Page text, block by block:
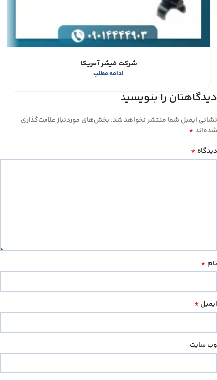
شرکت فیشر آمریکا
ادامه مطلب
دیدگاهتان را بنویسید
نشانی ایمیل شما منتشر نخواهد شد. بخش‌های موردنیاز علامت‌گذاری
شده‌اند*
دیدگاه *
نام *
ایمیل *
وب‌ سایت